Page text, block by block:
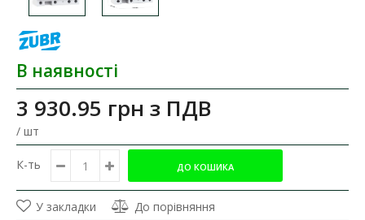
В наявності
3 930.95 грн з ПДВ
/ шт
К-ть
У закладки
До порівняння